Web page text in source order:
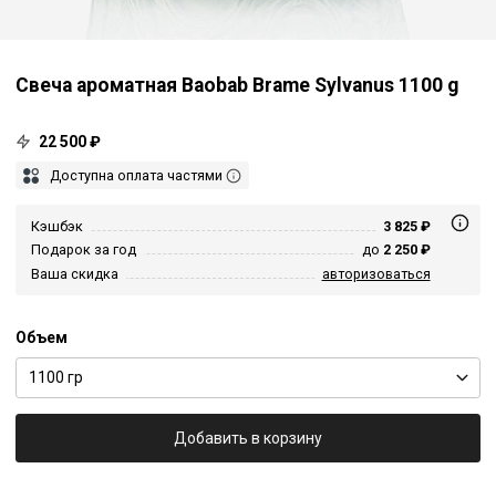
Свеча ароматная Baobab Brame Sylvanus 1100 g
22 500 ₽
Доступна оплата частями
Кэшбэк
3 825 ₽
Подарок за год
до 2 250 ₽
Ваша скидка
авторизоваться
Объем
1100 гр
Добавить в корзину